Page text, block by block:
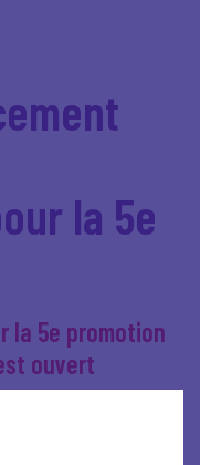
la 5e
la 5e promotion
ouvert